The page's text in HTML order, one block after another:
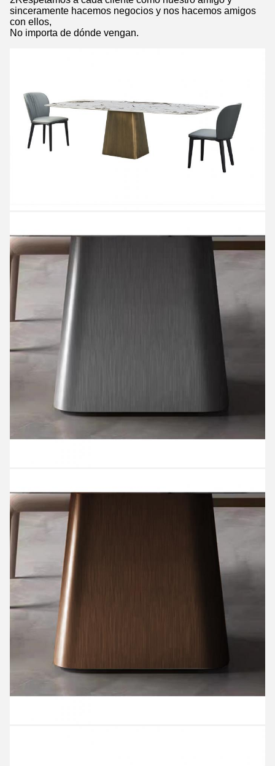
sinceramente hacemos negocios y nos hacemos amigos
con ellos,
No importa de dónde vengan.